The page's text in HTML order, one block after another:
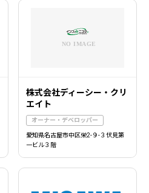
株式会社ディーシー・クリ
エイト
オーナー・デベロッパー
愛知県名古屋市中区栄2-９-３伏見第
一ビル３階